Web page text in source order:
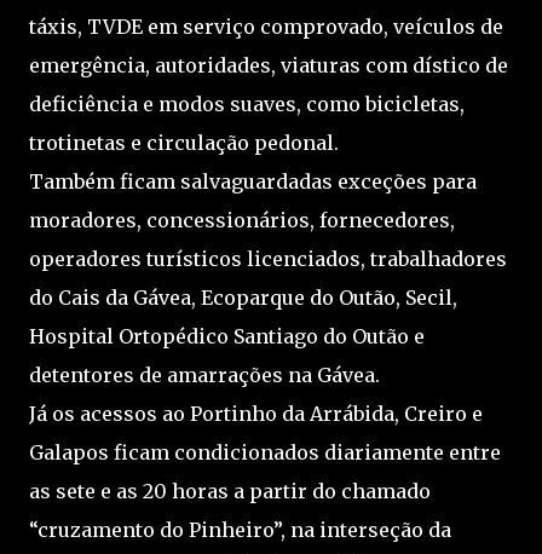
táxis, TVDE em serviço comprovado, veículos de
emergência, autoridades, viaturas com dístico de
deficiência e modos suaves, como bicicletas,
trotinetas e circulação pedonal.
Também ficam salvaguardadas exceções para
moradores, concessionários, fornecedores,
operadores turísticos licenciados, trabalhadores
do Cais da Gávea, Ecoparque do Outão, Secil,
Hospital Ortopédico Santiago do Outão e
detentores de amarrações na Gávea.
Já os acessos ao Portinho da Arrábida, Creiro e
Galapos ficam condicionados diariamente entre
as sete e as 20 horas a partir do chamado
“cruzamento do Pinheiro”, na interseção da